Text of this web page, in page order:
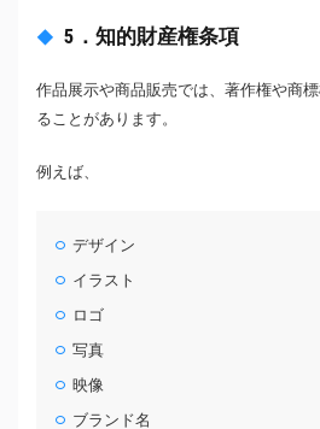
5．知的財産権条項
作品展示や商品販売では、著作権や商
ることがあります。
例えば、
デザイン
イラスト
ロゴ
写真
映像
ブランド名